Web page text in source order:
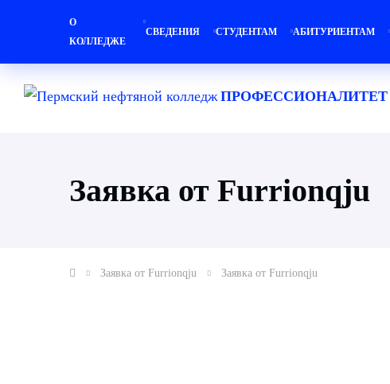
О
КОЛЛЕДЖЕ
СВЕДЕНИЯ СТУДЕНТАМ АБИТУРИЕНТАМ
ПРОФЕССИОНАЛИТЕТ
Заявка от Furrionqju
Заявка от Furrionqju Заявка от Furrionqju